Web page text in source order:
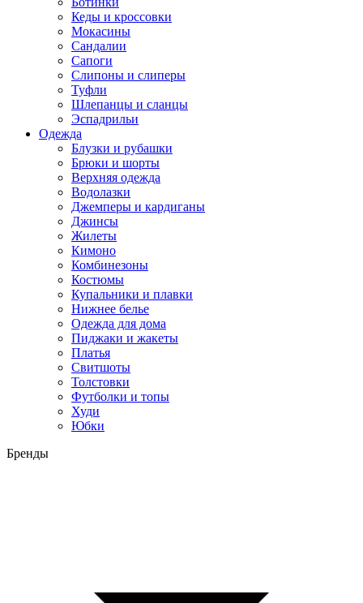
Кеды и кроссовки
Мокасины
Сандалии
Сапоги
Слипоны и слиперы
Туфли
Шлепанцы и сланцы
Эспадрильи
Одежда
Блузки и рубашки
Брюки и шорты
Верхняя одежда
Водолазки
Джемперы и кардиганы
Джинсы
Жилеты
Кимоно
Комбинезоны
Костюмы
Купальники и плавки
Нижнее белье
Одежда для дома
Пиджаки и жакеты
Платья
Свитшоты
Толстовки
Футболки и топы
Худи
Юбки
Бренды